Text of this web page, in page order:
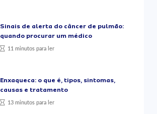
Sinais de alerta do câncer de pulmão:
quando procurar um médico
11 minutos para ler
Enxaqueca: o que é, tipos, sintomas,
causas e tratamento
13 minutos para ler